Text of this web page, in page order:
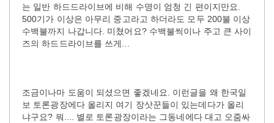
는 일반 하드드라이브에 비해 수명이 엄청 긴 편이지만요.
500기가 이상은 아무리 중고라고 하더라도 모두 200불 이상
수백불까지 나갑니다. 미쳤어요? 수백불씩이나 주고 큰 사이
즈의 하드드라이브를 쓰게...
조금이나마 도움이 되셨으면 좋겠네요. 이런글을 왜 한국일
보 토론광장에다 올리지 여기 장삿꾼들이 있는데다가 올리
냐구요? 뭐.... 별로 토론광장이라는 그동네에다 대고 오줌싸